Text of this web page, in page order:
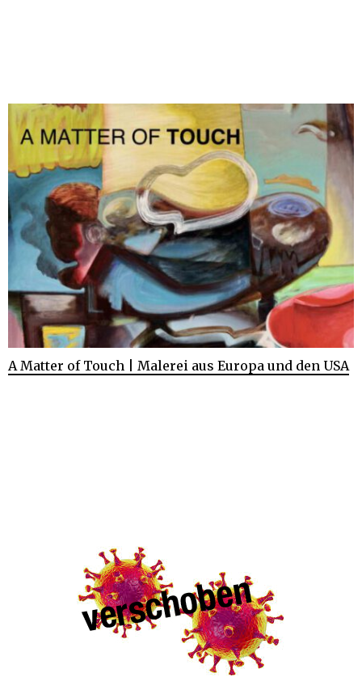
A Matter of Touch | Malerei aus Europa und den USA